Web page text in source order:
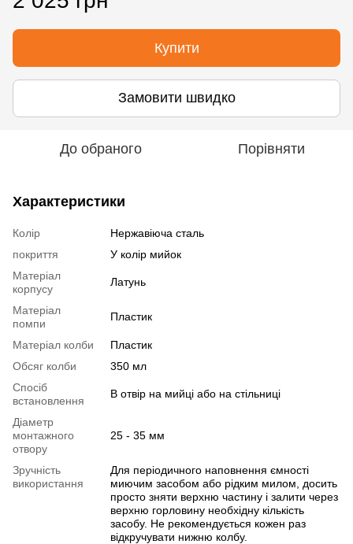
Купити
Замовити швидко
До обраного Порівняти
Характеристики
Колір
Нержавіюча сталь
покриття
У колір мийок
Матеріал
корпусу
Латунь
Матеріал
помпи
Пластик
Матеріал колби
Пластик
Обсяг колби
350 мл
Спосіб
встановлення
В отвір на мийці або на стільниці
Діаметр
монтажного
отвору
25 - 35 мм
Зручність
використання
Для періодичного наповнення ємності
миючим засобом або рідким милом, досить
просто зняти верхню частину і залити через
верхню горловину необхідну кількість
засобу. Не рекомендується кожен раз
відкручувати нижню колбу.